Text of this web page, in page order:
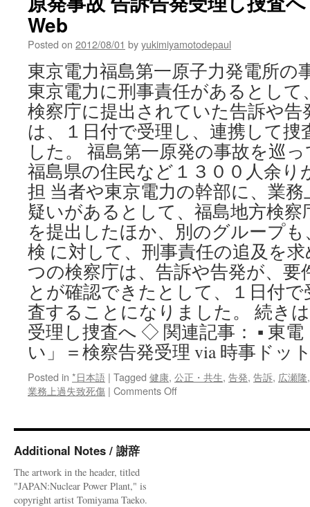
が
講
会
に
潜
り
込
み
資
格
取
得
儲
る
除
染
作
業
参
入
via
NEWS
ス
ト
ン
Web
Posted on 2012/08/01 byyukimiyamotodepaul
東京電力福島第一原子力発電所の
東京電力に刑事責任があるとし
検察庁に提出されていた告訴や
は、１日付で受理し、連携して
した。 福島第一原発の事故を巡
福島県の住民など１３００人余り
担 当者や東京電力の幹部に、業
疑いがあるとして、福島地方検察
を提出したほか、別のグループ
検 に対して、刑事責任の追及を
つの検察庁は、告訴や告発が、
とが確認できたとして、１日付
査することになりました。 続き
受理し捜査へ ◇ 関連記事： ▪ 東
い」＝検察告発受理 via 時事ドッ
Posted in *日本語 | Tagged 健康, 公正・共生, 告発, 告訴, 広瀬隆
業務上過失致死傷 | Comments Offon
事
Additional Notes / 謝辞
The artwork in the header, titled
"JAPAN:Nuclear Power Plant," is
copyright artist Tomiyama Taeko.